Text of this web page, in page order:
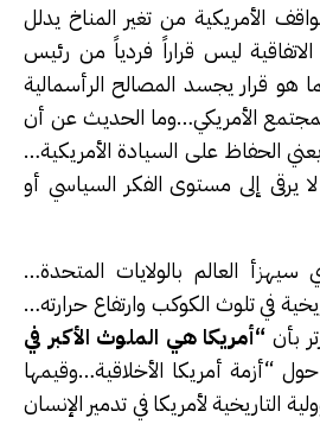
الأمريكية من تغير المناخ يدلل
ليس قراراً فردياً من رئيس
هو قرار يجسد المصالح الرأسمالية
الأمريكي…وما الحديث عن أن
الحفاظ على السيادة الأمريكية…
يرقى إلى مستوى الفكر السياسي أو
سيهزأ العالم بالولايات المتحدة…
في تلوث الكوكب وارتفاع حرارته…
بأن “أمريكا هي الملوث الأكبر في
“أزمة أمريكا الأخلاقية…وقيمها
التاريخية لأمريكا في تدمير الإنسان